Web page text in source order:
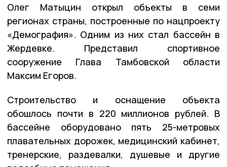
Олег Матыцин открыл объекты в семи
регионах страны, построенные по нацпроекту
«Демография». Одним из них стал бассейн в
Жердевке. Представил спортивное
сооружение Глава Тамбовской области
Максим Егоров.
Строительство и оснащение объекта
обошлось почти в 220 миллионов рублей. В
бассейне оборудовано пять 25-метровых
плавательных дорожек, медицинский кабинет,
тренерские, раздевалки, душевые и другие